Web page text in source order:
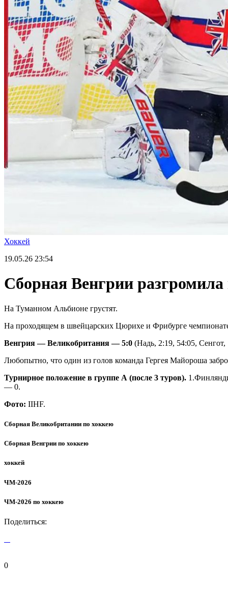
Хоккей
19.05.26 23:54
Сборная Венгрии
На Туманном Альбионе грустят.
На проходящем в швейцарских Цюрихе и Фрибурге
Венгрия — Великобритания — 5:0 (Надь, 2:19, 54:05,
Любопытно, что один из голов команда Гергея Майороша
Турнирное положение в группе А (после 3 туров).
— 0.
Фото: IIHF.
Сборная Великобритании по хоккею
Сборная Венгрии по хоккею
хоккей
ЧМ-2026
ЧМ-2026 по хоккею
Поделиться:
0